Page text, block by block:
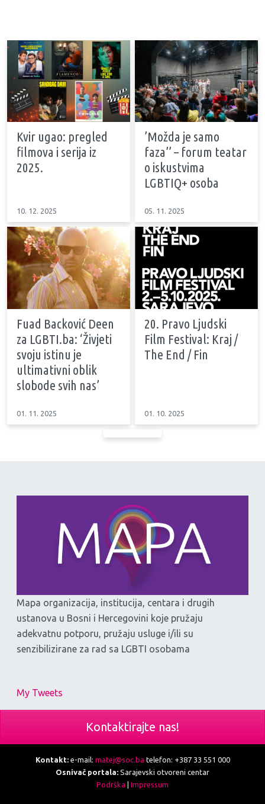
Kvir ugao: pregled
filmova i serija iz
2025.
10. 12. 2025
’Možda je samo
faza’’ – forum teatar
o iskustvima
LGBTIQ+ osoba
05. 11. 2025
Fuad Backović Deen
za LGBTI.ba: ‘Živjeti
svoju istinu je
ultimativni oblik
slobode svih nas’
01. 11. 2025
20. Pravo Ljudski
Film Festival: Kraj /
The End / Fin
01. 10. 2025
Mapa organizacija, institucija, centara i drugih
ustanova u Bosni i Hercegovini koje pružaju
adekvatnu potporu, pružaju usluge i/ili su
senzibilizirane za rad sa LGBTI osobama
My Tweets
Kontaktirajte nas!
Kontakt:e-mail: matej@soc.ba telefon: +387 33 551 000
Osnivač portala: Sarajevski otvoreni centar
Podrška
Impressum